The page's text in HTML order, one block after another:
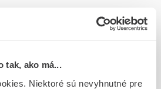
tak, ako má...
Niektoré sú nevyhnutné pre
(liek.inj.skl.)